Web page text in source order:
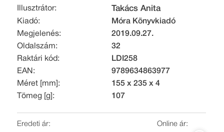
Illusztrátor:
Takács Anita
Kiadó:
Móra Könyvkiadó
Megjelenés:
2019.09.27.
Oldalszám:
32
Raktári kód:
LDI258
EAN:
9789634863977
Méret [mm]:
155 x 235 x 4
Tömeg [g]:
107
Eredeti ár:
Online ár: